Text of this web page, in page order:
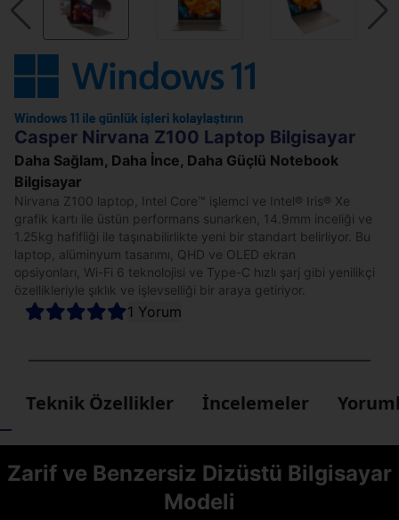
Casper Nirvana Z100 Laptop Bilgisayar
Daha Sağlam, Daha İnce, Daha Güçlü Notebook
Bilgisayar
Nirvana Z100 laptop, Intel Core™ işlemci ve Intel® Iris® Xe
grafik kartı ile üstün performans sunarken, 14.9mm inceliği ve
1.25kg hafifliği ile taşınabilirlikte yeni bir standart belirliyor. Bu
laptop, alüminyum tasarımı, QHD ve OLED ekran
opsiyonları, Wi-Fi 6 teknolojisi ve Type-C hızlı şarj gibi yenilikçi
özellikleriyle şıklık ve işlevselliği bir araya getiriyor.
1 Yorum
Teknik Özellikler İncelemeler
Zarif ve Benzersiz Dizüstü Bilgisayar
Modeli